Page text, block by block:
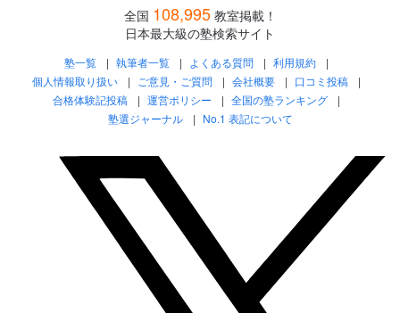
全国 108,995 教室掲載！
日本最大級の塾検索サイト
塾一覧 執筆者一覧 よくある質問
利用規約
個人情報取り扱い
ご意見・ご質問 会社概要
口コミ投稿
合格体験記投稿
運営ポリシー
全国の塾ランキング
塾選ジャーナル
No.1 表記について